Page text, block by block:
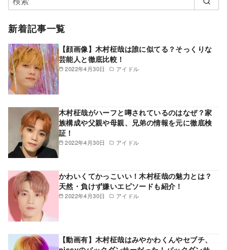
新着記事一覧
2022年4月30日 アイドル
【顔画像】木村柾哉は誰に似てる？そっくりな
芸能人と徹底比較！
2022年4月30日 アイドル
木村柾哉がハーフと噂されているのはなぜ？家
族構成や父親や母親、兄弟の情報を元に徹底検
証！
2022年4月30日 アイドル
かわいくてかっこいい！木村柾哉の魅力とは？
天然・負けず嫌いエピソードも紹介！
【動画有】木村柾哉はみやかわくんやセブチ、